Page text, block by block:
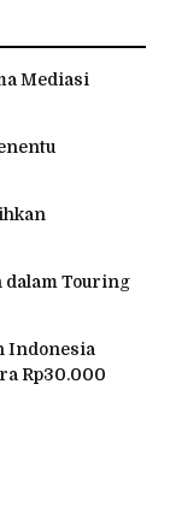
Mediasi
dalam Touring
Indonesia
Rp30.000